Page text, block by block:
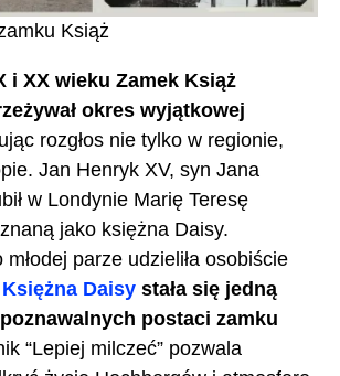
Książ
i XX wieku Zamek Książ
okres wyjątkowej
rozgłos nie tylko w regionie,
Jan Henryk XV, syn Jana
w Londynie Marię Teresę
jako księżna Daisy.
młodej parze udzieliła osobiście
Księżna Daisy stała się jedną
postaci zamku
“Lepiej milczeć” pozwala